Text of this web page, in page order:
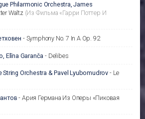
Philarmonic Orchestra, James
Waltz (Из Фильма «Гарри Поттер И
- Symphony No. 7 In A Op. 92
Elīna Garanča - Delibes
Orchestra & Pavel Lyubomudrov - Le
- Ария Германа Из Оперы «Пиковая